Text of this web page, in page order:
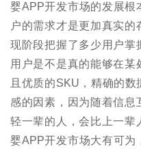
婴APP开发市场的发展根
户的需求才是更加真实
现阶段把握了多少用户掌
用户是不是真的能够在某
且优质的SKU，精确的
感的因素，因为随着信息
轻一辈的人，会比上一辈
婴APP开发市场大有可为